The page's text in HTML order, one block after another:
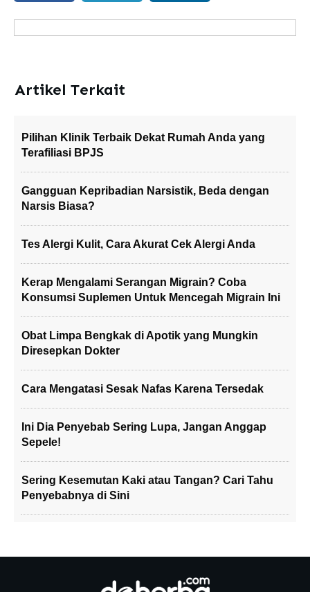
Artikel Terkait
Pilihan Klinik Terbaik Dekat Rumah Anda yang
Terafiliasi BPJS
Gangguan Kepribadian Narsistik, Beda dengan
Narsis Biasa?
Tes Alergi Kulit, Cara Akurat Cek Alergi Anda
Kerap Mengalami Serangan Migrain? Coba
Konsumsi Suplemen Untuk Mencegah Migrain Ini
Obat Limpa Bengkak di Apotik yang Mungkin
Diresepkan Dokter
Cara Mengatasi Sesak Nafas Karena Tersedak
Ini Dia Penyebab Sering Lupa, Jangan Anggap
Sepele!
Sering Kesemutan Kaki atau Tangan? Cari Tahu
Penyebabnya di Sini